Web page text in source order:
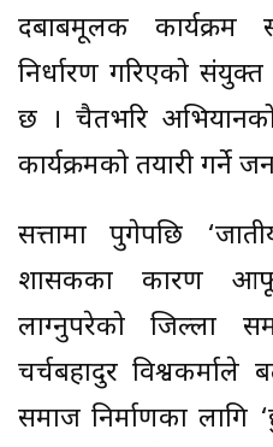
दबाबमूलक कार्यक्रम
निर्धारण गरिएको
छ । चैतभरि
कार्यक्रमको तयारी गर्ने
सत्तामा पुगेपछि
शासकका कारण
लाग्नुपरेको जिल्ला
चर्चबहादुर
समाज निर्माणका लागि